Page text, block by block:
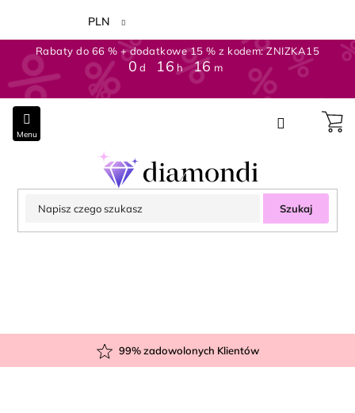
treści
Rabaty do 66 % + dodatkowe 15 % z kodem: ZNIZKA15
0 d 16 h :16 m
PLN
Szukaj
99% zadowolonych Klientów